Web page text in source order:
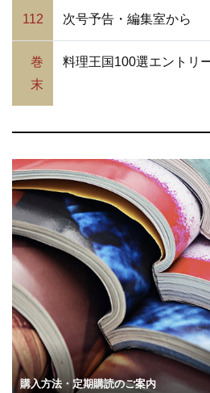
112 次号予告・編集室から
巻
末
料理王国100選エントリ
購入方法・定期購読のご案内